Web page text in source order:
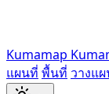
Kumamap
แผนที่ พื้นที่ วางแ